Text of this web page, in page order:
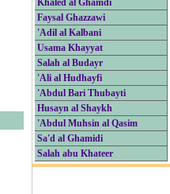
Khaled al Ghamdi
Faysal Ghazzawi
'Adil al Kalbani
Usama Khayyat
Salah al Budayr
'Ali al Hudhayfi
'Abdul Bari Thubayti
Husayn al Shaykh
'Abdul Muhsin al Qasim
Sa'd al Ghamidi
Salah abu Khateer